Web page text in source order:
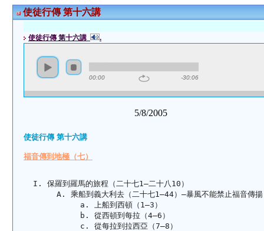
使徒行傳 第十六講
使徒行傳 第十六講 .
00:00 -30:06
5/8/2005
使徒行傳 第十六講
福音傳到地極（七）
保羅到羅馬的旅程（二十七1—二十八10）
乘船到義大利去（二十七1—44）—暴風不能禁止福音傳揚
上船到西頓（1—3）
從西頓到每拉（4—6）
從每拉到拉西亞（7—8）